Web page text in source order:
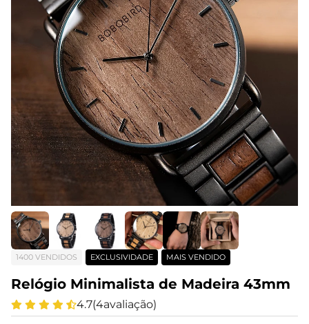
1400 VENDIDOS EXCLUSIVIDADE MAIS VENDIDO
Relógio Minimalista de Madeira 43mm
4.7(4avaliação)